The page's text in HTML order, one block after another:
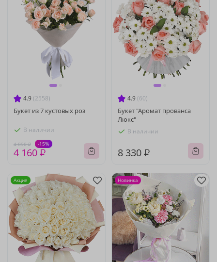
4.9 (2558)
Букет из 7 кустовых роз
В наличии
4 890 ₽ -15%
4 160 ₽
4.9 (60)
Букет "Аромат прованса
Люкс"
В наличии
8 330 ₽
Акция Новинка